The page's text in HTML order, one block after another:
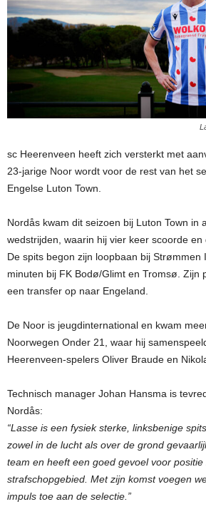
sc Heerenveen heeft zich versterkt met
23-jarige Noor wordt voor de rest van het
Engelse Luton Town.
Nordås kwam dit seizoen bij Luton Town in
wedstrijden, waarin hij vier keer scoorde en
De spits begon zijn loopbaan bij Strømmen
minuten bij FK Bodø/Glimt en Tromsø. Zijn
een transfer op naar Engeland.
De Noor is jeugdinternational en kwam
Noorwegen Onder 21, waar hij
Heerenveen-spelers Oliver Braude en
Technisch manager Johan Hansma is
Nordås:
“Lasse is een fysiek sterke, linksbenige
zowel in de lucht als over de grond
team en heeft een goed gevoel voor positie
strafschopgebied. Met zijn komst voegen
impuls toe aan de selectie.”